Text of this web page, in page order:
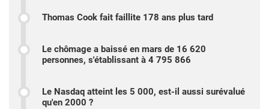
Thomas Cook fait faillite 178 ans plus tard
Le chômage a baissé en mars de 16 620
personnes, s'établissant à 4 795 866
Le Nasdaq atteint les 5 000, est-il aussi surévalué
qu'en 2000 ?